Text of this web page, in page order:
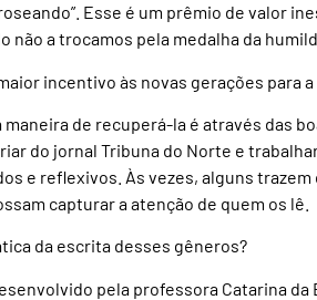
Esse é um prêmio de valor
não a trocamos pela medalha da
incentivo às novas gerações para
de recuperá-la é através das
do jornal Tribuna do Norte e
e reflexivos. Às vezes, alguns trazem
capturar a atenção de quem os lê.
da escrita desses gêneros?
pela professora Catarina da